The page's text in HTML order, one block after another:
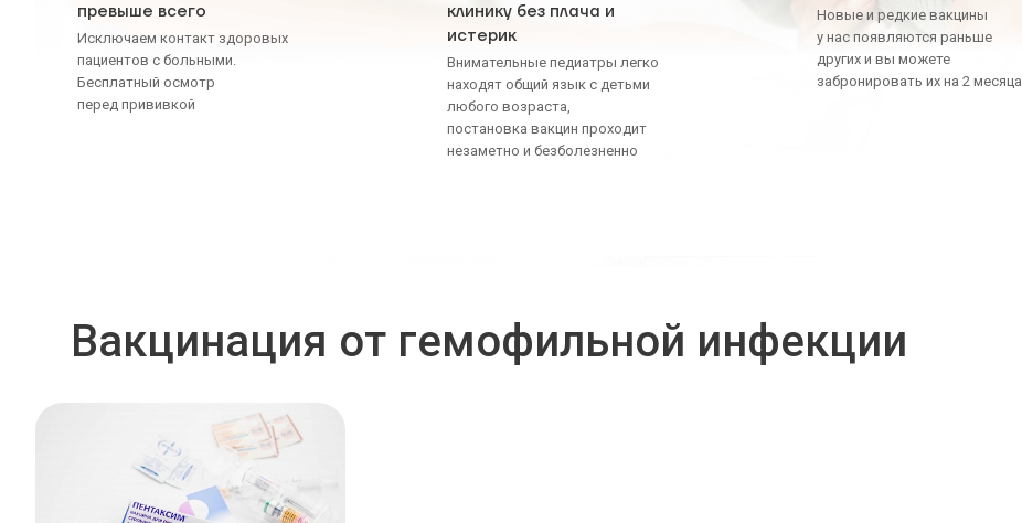
превыше всего
Исключаем контакт здоровых
пациентов с больными.
Бесплатный осмотр
перед прививкой
клинику без плача и
истерик
Внимательные педиатры легко
находят общий язык с детьми
любого возраста,
постановка вакцин проходит
незаметно и безболезненно
Новые и редкие вакцины
у нас появляются раньше
других и вы можете
забронировать их на 2 месяца
Вакцинация от гемофильной инфекции